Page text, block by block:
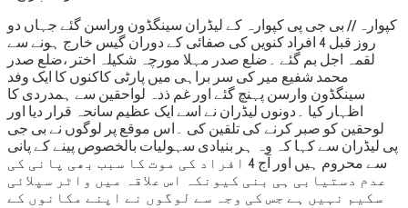
کپوارہ // بی جی پی کپوارہ کے لیڈران سینگڈون وراسن گئے جہاں دو
روز قبل 4 افراد کنویں کی صفائی کے دوران گیس خارج ہونے سے
لقمہ اجل بم گئے ۔ضلع صدر مہلا مورچہ شکیلہ اختر ،ضلع صدر
محمد شفیع میر کی سر براہی میں پارٹی کاکنوں کا ایک وفد
سینگڈون وارسن پہنچ گئے اور غم ذدہ لواحقین سے ہمدردی کا
اظہار کیا ۔دونوں لیڈران نے اسے ایک عظیم سانحہ قرار دیا اور
لوحقین کو صبر کرنے کی تلقین کی ۔اس موقع پر لوگوں نے بی جی
پی لیڈران سے کہا کہ وہ ہر بنیادی سہولیات بالخصوص پینے کے پانی
سے محروم ہیں اور آج 4 افراد کی موت کا سبب بھی پانی کی
عدم دستیابی ہی بنی کیونکہ اس علاقہ میں واٹر سپلائی
سکیم نہیں ہے جس کی وجہ سے لوگوں نے اپنے مکانوں کے